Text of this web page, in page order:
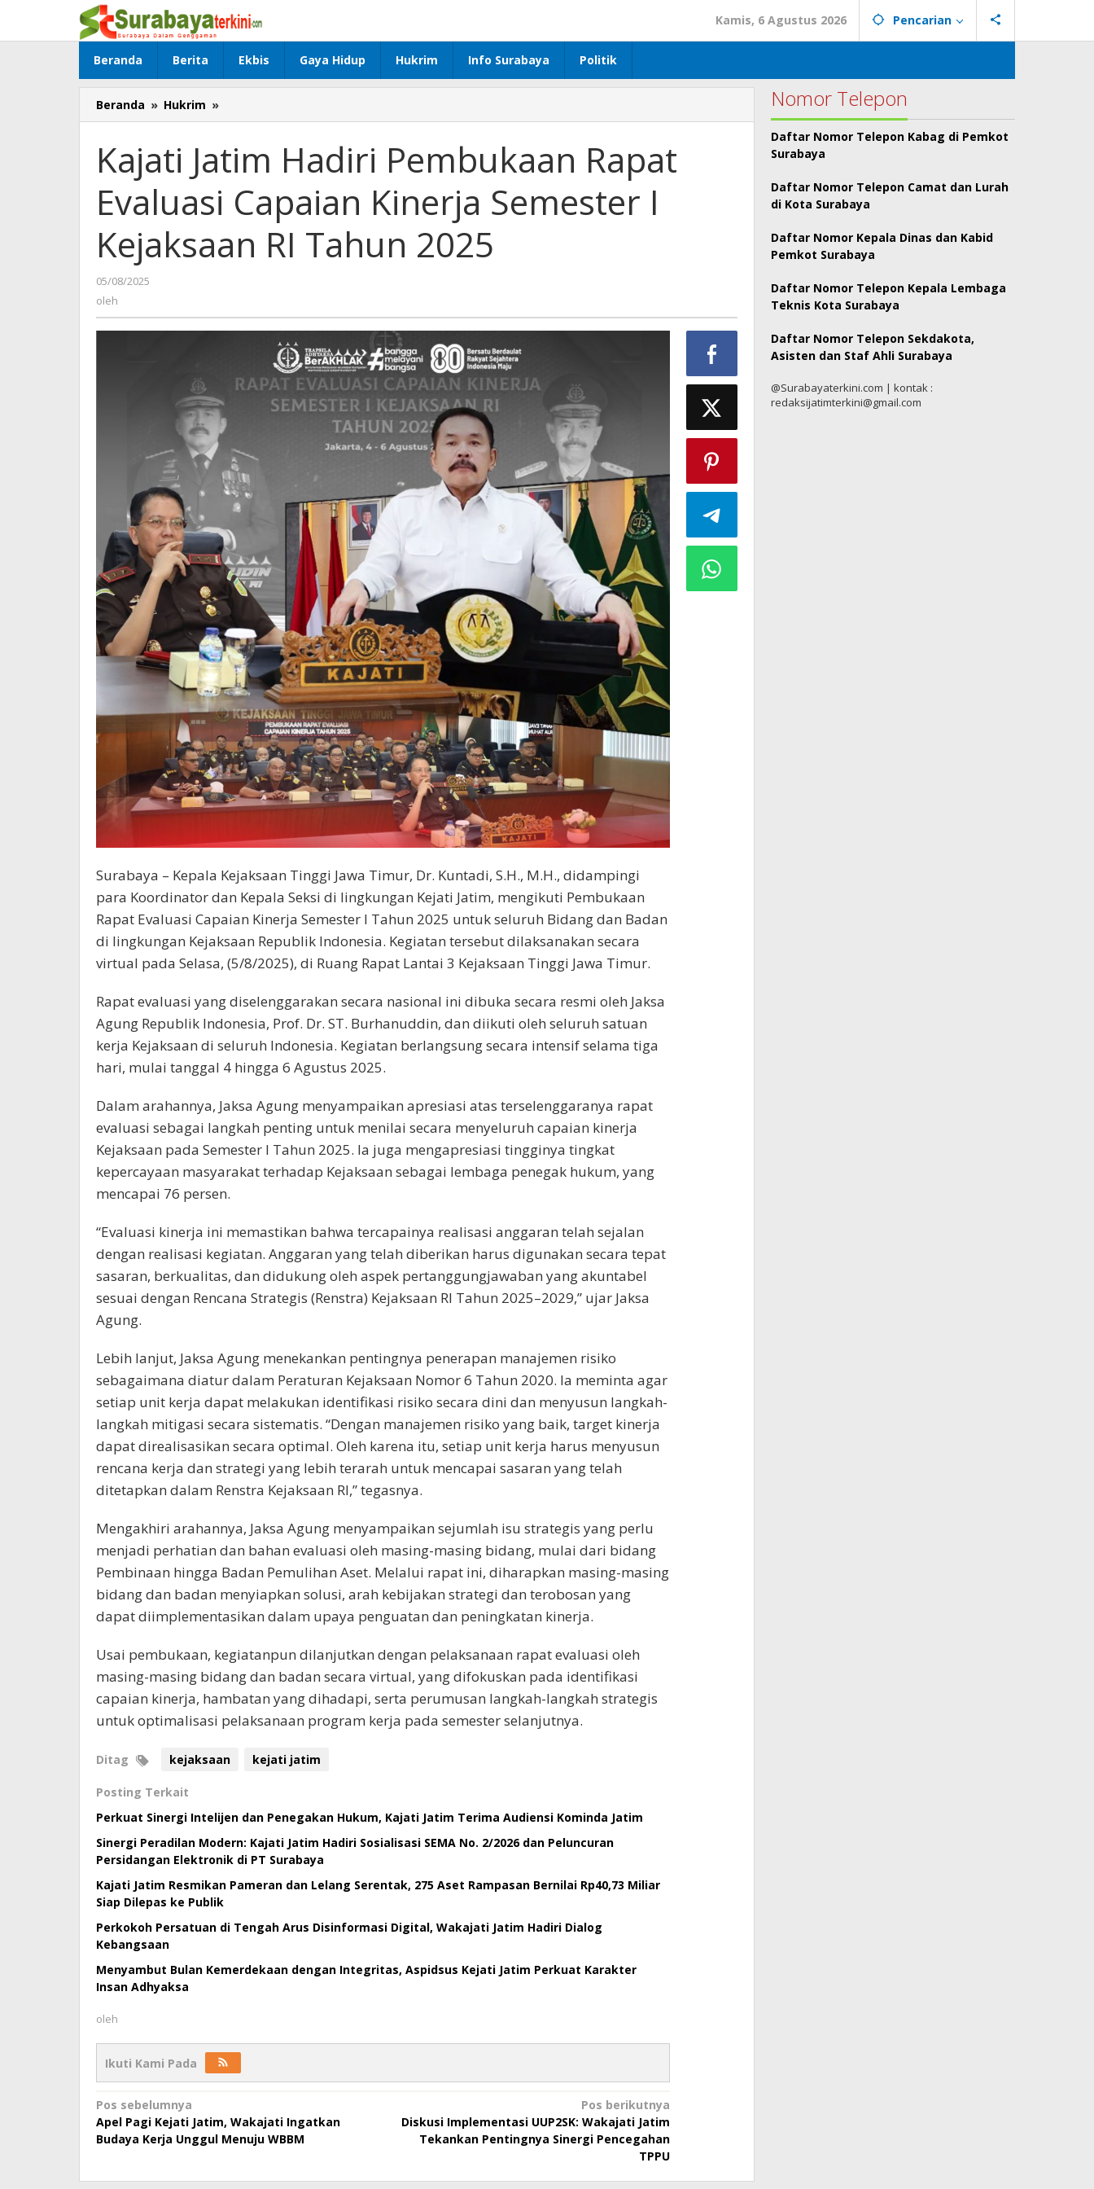
konten
Kamis, 6 Agustus 2026 Pencarian
Beranda Berita Ekbis Gaya Hidup Hukrim Info Surabaya Politik
Beranda » Hukrim »
Jatim
Pembukaan
Rapat
Evaluasi
Capaian
Semester
I
2025
Kajati Jatim Hadiri Pembukaan Rapat
Evaluasi Capaian Kinerja Semester I
Kejaksaan RI Tahun 2025
05/08/2025
oleh
Surabaya – Kepala Kejaksaan Tinggi Jawa Timur, Dr. Kuntadi, S.H., M.H., didampingi
para Koordinator dan Kepala Seksi di lingkungan Kejati Jatim, mengikuti Pembukaan
Rapat Evaluasi Capaian Kinerja Semester I Tahun 2025 untuk seluruh Bidang dan Badan
di lingkungan Kejaksaan Republik Indonesia. Kegiatan tersebut dilaksanakan secara
virtual pada Selasa, (5/8/2025), di Ruang Rapat Lantai 3 Kejaksaan Tinggi Jawa Timur.
Rapat evaluasi yang diselenggarakan secara nasional ini dibuka secara resmi oleh Jaksa
Agung Republik Indonesia, Prof. Dr. ST. Burhanuddin, dan diikuti oleh seluruh satuan
kerja Kejaksaan di seluruh Indonesia. Kegiatan berlangsung secara intensif selama tiga
hari, mulai tanggal 4 hingga 6 Agustus 2025.
Dalam arahannya, Jaksa Agung menyampaikan apresiasi atas terselenggaranya rapat
evaluasi sebagai langkah penting untuk menilai secara menyeluruh capaian kinerja
Kejaksaan pada Semester I Tahun 2025. Ia juga mengapresiasi tingginya tingkat
kepercayaan masyarakat terhadap Kejaksaan sebagai lembaga penegak hukum, yang
mencapai 76 persen.
“Evaluasi kinerja ini memastikan bahwa tercapainya realisasi anggaran telah sejalan
dengan realisasi kegiatan. Anggaran yang telah diberikan harus digunakan secara tepat
sasaran, berkualitas, dan didukung oleh aspek pertanggungjawaban yang akuntabel
sesuai dengan Rencana Strategis (Renstra) Kejaksaan RI Tahun 2025–2029,” ujar Jaksa
Agung.
Lebih lanjut, Jaksa Agung menekankan pentingnya penerapan manajemen risiko
sebagaimana diatur dalam Peraturan Kejaksaan Nomor 6 Tahun 2020. Ia meminta agar
setiap unit kerja dapat melakukan identifikasi risiko secara dini dan menyusun langkah-
langkah mitigasi secara sistematis. “Dengan manajemen risiko yang baik, target kinerja
dapat direalisasikan secara optimal. Oleh karena itu, setiap unit kerja harus menyusun
rencana kerja dan strategi yang lebih terarah untuk mencapai sasaran yang telah
ditetapkan dalam Renstra Kejaksaan RI,” tegasnya.
Mengakhiri arahannya, Jaksa Agung menyampaikan sejumlah isu strategis yang perlu
menjadi perhatian dan bahan evaluasi oleh masing-masing bidang, mulai dari bidang
Pembinaan hingga Badan Pemulihan Aset. Melalui rapat ini, diharapkan masing-masing
bidang dan badan menyiapkan solusi, arah kebijakan strategi dan terobosan yang
dapat diimplementasikan dalam upaya penguatan dan peningkatan kinerja.
Usai pembukaan, kegiatanpun dilanjutkan dengan pelaksanaan rapat evaluasi oleh
masing-masing bidang dan badan secara virtual, yang difokuskan pada identifikasi
capaian kinerja, hambatan yang dihadapi, serta perumusan langkah-langkah strategis
untuk optimalisasi pelaksanaan program kerja pada semester selanjutnya.
Ditag kejaksaan kejati jatim
Posting Terkait
Perkuat Sinergi Intelijen dan Penegakan Hukum, Kajati Jatim Terima Audiensi Kominda Jatim
Sinergi Peradilan Modern: Kajati Jatim Hadiri Sosialisasi SEMA No. 2/2026 dan Peluncuran
Persidangan Elektronik di PT Surabaya
Kajati Jatim Resmikan Pameran dan Lelang Serentak, 275 Aset Rampasan Bernilai Rp40,73 Miliar
Siap Dilepas ke Publik
Perkokoh Persatuan di Tengah Arus Disinformasi Digital, Wakajati Jatim Hadiri Dialog
Kebangsaan
Menyambut Bulan Kemerdekaan dengan Integritas, Aspidsus Kejati Jatim Perkuat Karakter
Insan Adhyaksa
oleh
Ikuti Kami Pada
Navigasi
pos
Pos sebelumnya
Apel Pagi Kejati Jatim, Wakajati Ingatkan
Budaya Kerja Unggul Menuju WBBM
Pos berikutnya
Diskusi Implementasi UUP2SK: Wakajati Jatim
Tekankan Pentingnya Sinergi Pencegahan
TPPU
Nomor Telepon
Daftar Nomor Telepon Kabag di Pemkot
Surabaya
Daftar Nomor Telepon Camat dan Lurah
di Kota Surabaya
Daftar Nomor Kepala Dinas dan Kabid
Pemkot Surabaya
Daftar Nomor Telepon Kepala Lembaga
Teknis Kota Surabaya
Daftar Nomor Telepon Sekdakota,
Asisten dan Staf Ahli Surabaya
@Surabayaterkini.com | kontak :
redaksijatimterkini@gmail.com